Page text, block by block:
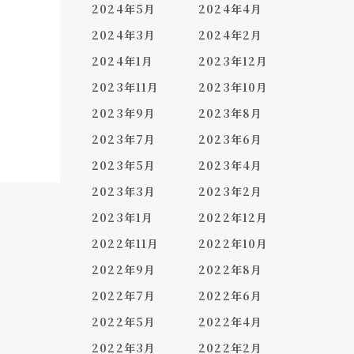
2024年5月
2024年4月
2024年3月
2024年2月
2024年1月
2023年12月
2023年11月
2023年10月
2023年9月
2023年8月
2023年7月
2023年6月
2023年5月
2023年4月
2023年3月
2023年2月
2023年1月
2022年12月
2022年11月
2022年10月
2022年9月
2022年8月
2022年7月
2022年6月
2022年5月
2022年4月
2022年3月
2022年2月